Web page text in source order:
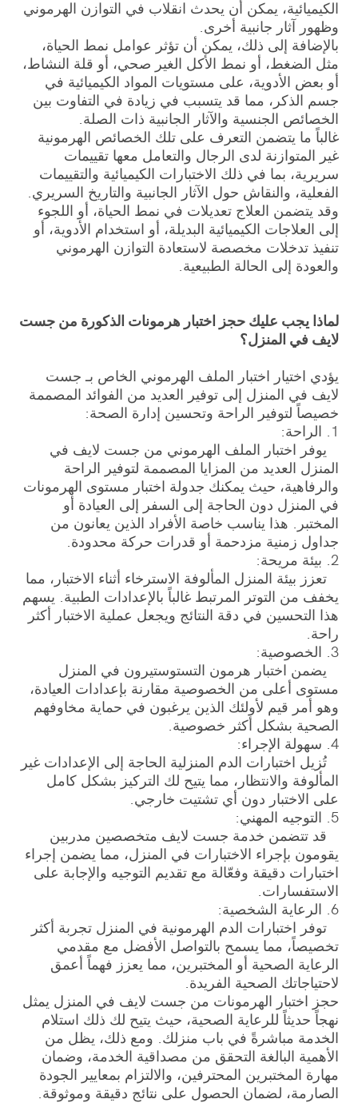
الكيميائية، يمكن أن يحدث انقلاب في التوازن الهرموني
وظهور آثار جانبية أخرى.
بالإضافة إلى ذلك، يمكن أن تؤثر عوامل نمط الحياة،
مثل الضغط، أو نمط الأكل الغير صحي، أو قلة النشاط،
أو بعض الأدوية، على مستويات المواد الكيميائية في
جسم الذكر، مما قد يتسبب في زيادة في التفاوت بين
الخصائص الجنسية والآثار الجانبية ذات الصلة.
غالباً ما يتضمن التعرف على تلك الخصائص الهرمونية
غير المتوازنة لدى الرجال والتعامل معها تقييمات
سريرية، بما في ذلك الاختبارات الكيميائية والتقييمات
الفعلية، والنقاش حول الآثار الجانبية والتاريخ السريري.
وقد يتضمن العلاج تعديلات في نمط الحياة، أو اللجوء
إلى العلاجات الكيميائية البديلة، أو استخدام الأدوية، أو
تنفيذ تدخلات مخصصة لاستعادة التوازن الهرموني
والعودة إلى الحالة الطبيعية.
لماذا يجب عليك حجز اختبار هرمونات الذكورة من جست
لايف في المنزل؟
يؤدي اختيار اختبار الملف الهرموني الخاص بـ جست
لايف في المنزل إلى توفير العديد من الفوائد المصممة
خصيصاً لتوفير الراحة وتحسين إدارة الصحة:
1. الراحة:
يوفر اختبار الملف الهرموني من جست لايف في
المنزل العديد من المزايا المصممة لتوفير الراحة
والرفاهية، حيث يمكنك جدولة اختبار مستوى الهرمونات
في المنزل دون الحاجة إلى السفر إلى العيادة أو
المختبر. هذا يناسب خاصة الأفراد الذين يعانون من
جداول زمنية مزدحمة أو قدرات حركة محدودة.
2. بيئة مريحة:
تعزز بيئة المنزل المألوفة الاسترخاء أثناء الاختبار، مما
يخفف من التوتر المرتبط غالباً بالإعدادات الطبية. يسهم
هذا التحسين في دقة النتائج ويجعل عملية الاختبار أكثر
راحة.
3. الخصوصية:
يضمن اختبار هرمون التستوستيرون في المنزل
مستوى أعلى من الخصوصية مقارنة بإعدادات العيادة،
وهو أمر قيم لأولئك الذين يرغبون في حماية مخاوفهم
الصحية بشكل أكثر خصوصية.
4. سهولة الإجراء:
تُزيل اختبارات الدم المنزلية الحاجة إلى الإعدادات غير
المألوفة والانتظار، مما يتيح لك التركيز بشكل كامل
على الاختبار دون أي تشتيت خارجي.
5. التوجيه المهني:
قد تتضمن خدمة جست لايف متخصصين مدربين
يقومون بإجراء الاختبارات في المنزل، مما يضمن إجراء
اختبارات دقيقة وفعّالة مع تقديم التوجيه والإجابة على
الاستفسارات.
6. الرعاية الشخصية:
توفر اختبارات الدم الهرمونية في المنزل تجربة أكثر
تخصيصاً، مما يسمح بالتواصل الأفضل مع مقدمي
الرعاية الصحية أو المختبرين، مما يعزز فهماً أعمق
لاحتياجاتك الصحية الفريدة.
حجز اختبار الهرمونات من جست لايف في المنزل يمثل
نهجاً حديثاً للرعاية الصحية، حيث يتيح لك ذلك استلام
الخدمة مباشرةً في باب منزلك. ومع ذلك، يظل من
الأهمية البالغة التحقق من مصداقية الخدمة، وضمان
مهارة المختبرين المحترفين، والالتزام بمعايير الجودة
الصارمة، لضمان الحصول على نتائج دقيقة وموثوقة.